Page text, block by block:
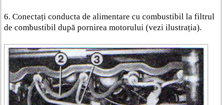
6. Conectați conducta de alimentare cu combustibil la filtrul
de combustibil după pornirea motorului (vezi ilustrația).